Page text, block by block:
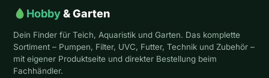
Hobby& Garten
Dein Finder für Teich, Aquaristik und Garten. Das komplette
Sortiment – Pumpen, Filter, UVC, Futter, Technik und Zubehör –
mit eigener Produktseite und direkter Bestellung beim
Fachhändler.